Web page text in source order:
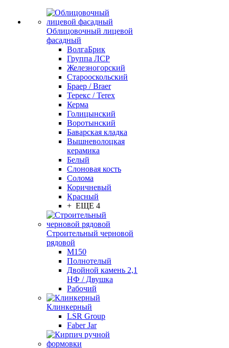
Облицовочный лицевой
фасадный
ВолгаБрик
Группа ЛСР
Железногорский
Старооскольский
Браер / Braer
Терекс / Terex
Керма
Голицынский
Воротынский
Баварская кладка
Вышневолоцкая
керамика
Белый
Слоновая кость
Солома
Коричневый
Красный
+ ЕЩЕ 4
Строительный черновой
рядовой
М150
Полнотелый
Двойной камень 2,1
НФ / Двушка
Рабочий
Клинкерный
LSR Group
Faber Jar